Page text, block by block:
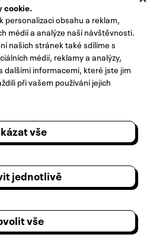
Dostál(1915)
(1916)
(1922)
Semily
cookie.
personalizaci obsahu a reklam,
médií a analýze naší návštěvnosti.
našich stránek také sdílíme s
médií, reklamy a analýzy,
dalšími informacemi, které jste jim
při vašem používání jejich
vše
jednotlivě
vše